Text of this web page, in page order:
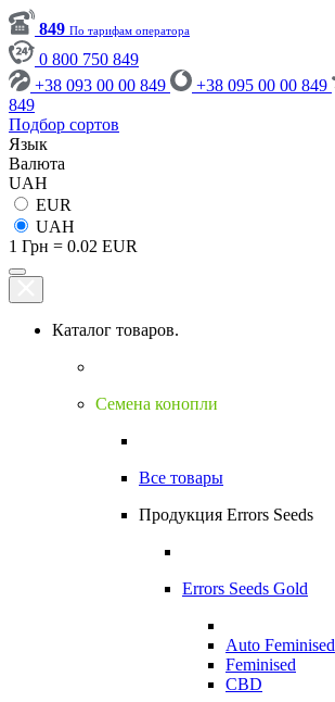
849 По тарифам оператора
0 800 750 849
+38 093 00 00 849
+38 095 00 00 849
849
Подбор сортов
Язык
Валюта
UAH
EUR
UAH
1 Грн = 0.02 EUR
Каталог товаров.
Семена конопли
Все товары
Продукция Errors Seeds
Errors Seeds Gold
Auto Feminised
Feminised
CBD